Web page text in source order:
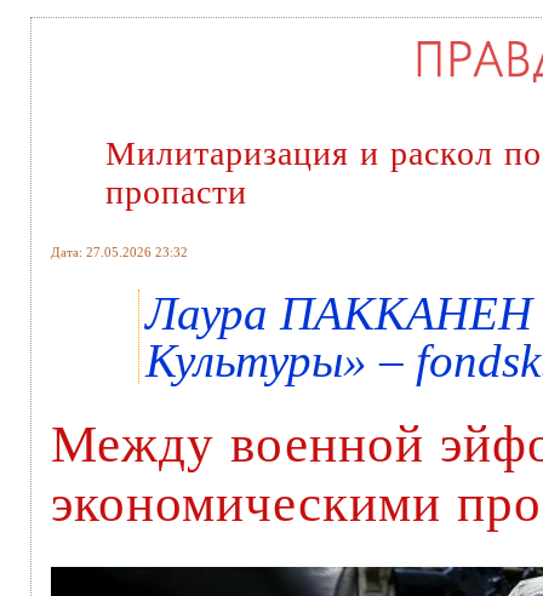
Милитаризация и раскол
пропасти
Дата: 27.05.2026 23:32
Лаура ПАККАНЕН
Культуры» –
Между военной
экономическими